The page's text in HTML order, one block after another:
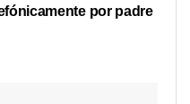
por padre